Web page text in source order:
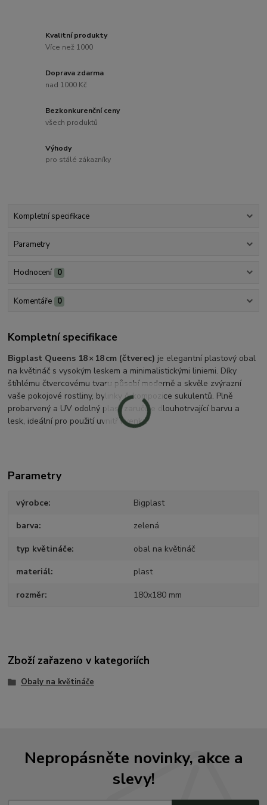
Kvalitní produkty
Více než 1000
Doprava zdarma
nad 1000 Kč
Bezkonkurenční ceny
všech produktů
Výhody
pro stálé zákazníky
Kompletní specifikace
Parametry
Hodnocení 0
Komentáře 0
Kompletní specifikace
Bigplast Queens 18 × 18 cm (čtverec) je elegantní plastový obal
na květináč s vysokým leskem a minimalistickými liniemi. Díky
štíhlému čtvercovému tvaru působí moderně a skvěle zvýrazní
vaše pokojové rostliny, bylinky či kompozice sukulentů. Plně
probarvený a UV odolný plast zaručuje dlouhotrvající barvu a
lesk, ideální pro použití uvnitř i venku
Parametry
výrobce Bigplast
barva zelená
typ květináče obal na květináč
materiál plast
rozměr 180x180 mm
Zboží zařazeno v kategoriích
Obaly na květináče
Nepropásněte novinky, akce a
slevy!